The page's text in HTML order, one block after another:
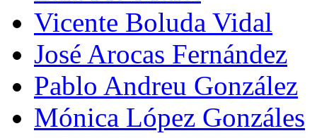
Vicente Boluda Vidal
José Arocas Fernández
Pablo Andreu González
Mónica López Gonzáles